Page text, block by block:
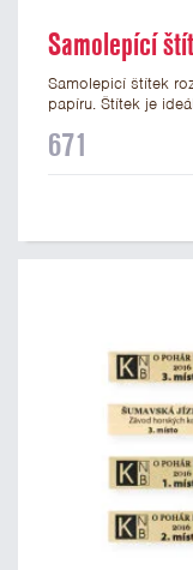
Samolepící
Samolepicí štítek
papíru. Štítek je
libovolné logo
prvním kroku
671